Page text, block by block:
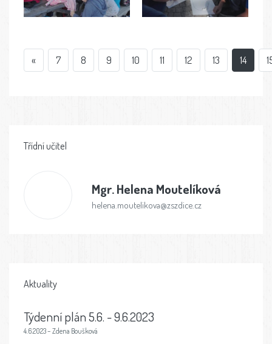
« 7 8 9 10 11 12 13 14
Třídní učitel
Mgr.Helena Moutelíková
helena.moutelikova@zszdice.cz
Aktuality
Týdenní plán 5.6. - 9.6.2023
4.6.2023 – Zdena Boušková